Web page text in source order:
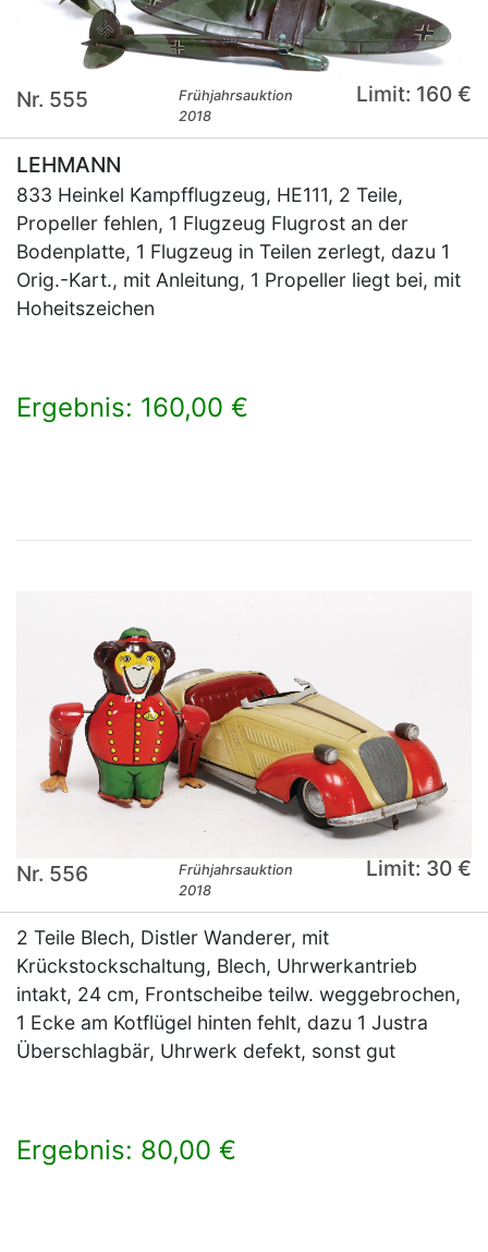
Nr. 555
Frühjahrsauktion
2018
Limit: 160 €
LEHMANN
833 Heinkel Kampfflugzeug, HE111, 2 Teile,
Propeller fehlen, 1 Flugzeug Flugrost an der
Bodenplatte, 1 Flugzeug in Teilen zerlegt, dazu 1
Orig.-Kart., mit Anleitung, 1 Propeller liegt bei, mit
Hoheitszeichen
Ergebnis: 160,00 €
Nr. 556
Frühjahrsauktion
2018
Limit: 30 €
2 Teile Blech, Distler Wanderer, mit
Krückstockschaltung, Blech, Uhrwerkantrieb
intakt, 24 cm, Frontscheibe teilw. weggebrochen,
1 Ecke am Kotflügel hinten fehlt, dazu 1 Justra
Überschlagbär, Uhrwerk defekt, sonst gut
Ergebnis: 80,00 €